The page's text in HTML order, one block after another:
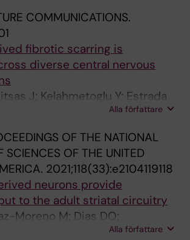
COMMUNICATIONS.
fibrotic scarring is
diverse central nervous
J; Kelahmetoglu Y; Estrada
J; Holl D; Jansson L; Banitalebi
O; Brundin L; Frisen J; Goritz
Alla författare
OF THE NATIONAL
SCIENCES OF THE UNITED
2021;118(33):e2104119118
neurons provide
to the adult striatal circuitry
Moreno M; Dias DO;
Holl D; Kalkitsas J; Silberberg G;
Alla författare